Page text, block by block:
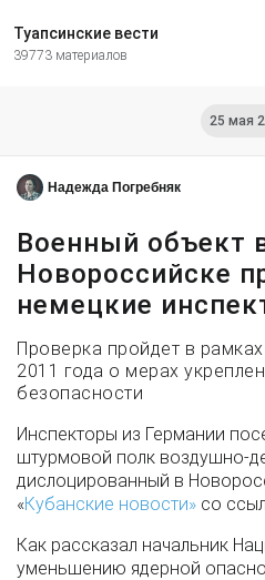
Туапсинские вести
39773 материалов
25 мая
Надежда Погребняк
Военный объект
Новороссийске
немецкие
Проверка пройдет в
2011 года о мерах
безопасности
Инспекторы из Германии
штурмовой полк воздушно-
дислоцированный в
«Кубанские новости» со
Как рассказал начальник
уменьшению ядерной